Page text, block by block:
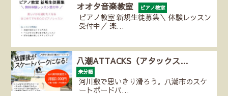
オオタ音楽教室 ピアノ教室
ピアノ教室 新規生徒募集＼ 体験レッスン
受付中／ 楽…
八潮ATTACKS（アタックス…
未分類
河川敷で思いきり滑ろう。八潮市のスケ
ートボードパ…